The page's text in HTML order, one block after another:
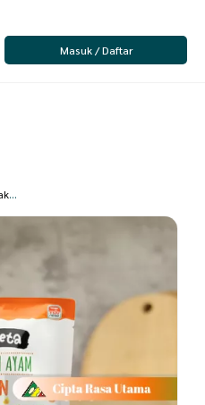
Masuk / Daftar
Saji